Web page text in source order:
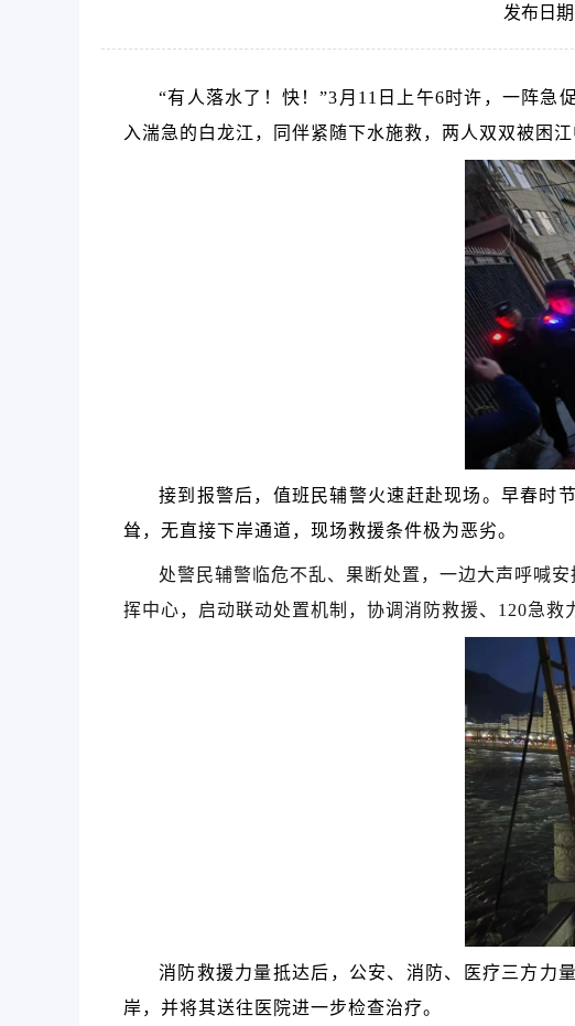
发布日
“有人落水了！快！”3月11日上午6时许，一阵急
入湍急的白龙江，同伴紧随下水施救，两人双双被困江
接到报警后，值班民辅警火速赶赴现场。早春时
耸，无直接下岸通道，现场救援条件极为恶劣。
处警民辅警临危不乱、果断处置，一边大声呼喊
挥中心，启动联动处置机制，协调消防救援、120急救
消防救援力量抵达后，公安、消防、医疗三方力
岸，并将其送往医院进一步检查治疗。